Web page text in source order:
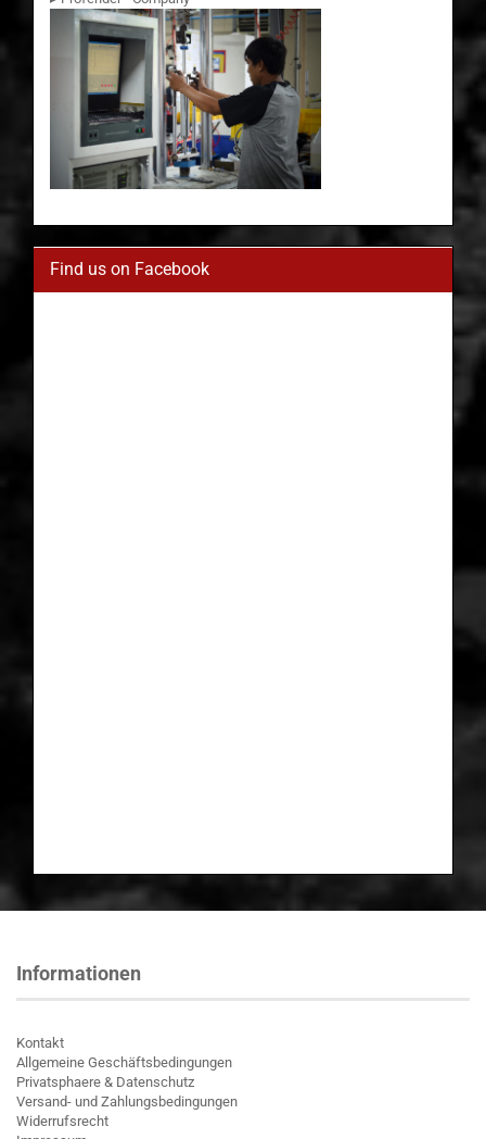
Find us on Facebook
Informationen
Kontakt
Allgemeine Geschäftsbedingungen
Privatsphaere & Datenschutz
Versand- und Zahlungsbedingungen
Widerrufsrecht